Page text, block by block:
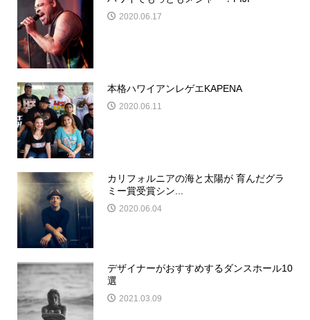
2020.06.17
本格ハワイアンレゲエKAPENA
2020.06.11
カリフォルニアの海と太陽が 育んだグラ
ミー賞受賞シン...
2020.06.04
デザイナーがおすすめするダンスホール10
選
2021.03.09